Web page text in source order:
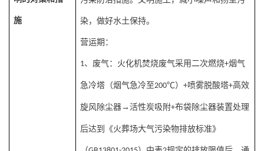
施 染，做好水土保持。
营运期：
1、废气：火化机焚烧废气采用二次燃烧+烟气
急冷塔（烟气急冷至200℃）+喷雾脱酸塔+高效
旋风除尘器→活性炭吸附+布袋除尘器装置处理
后达到《火葬场大气污染物排放标准》